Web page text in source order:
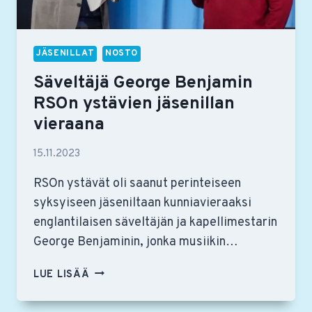
JÄSENILLAT NOSTO
Säveltäjä George Benjamin
RSOn ystävien jäsenillan
vieraana
15.11.2023
RSOn ystävät oli saanut perinteiseen
syksyiseen jäseniltaan kunniavieraaksi
englantilaisen säveltäjän ja kapellimestarin
George Benjaminin, jonka musiikin…
LUE LISÄÄ SÄVELTÄJÄ
BENJAMIN